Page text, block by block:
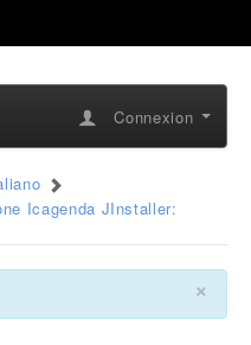
Connexion
Icagenda JInstaller:
×